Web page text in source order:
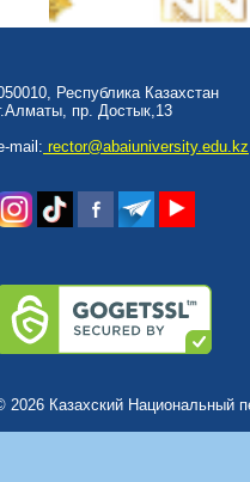
Республика Казахстан
пр. Достык,13
mail: rector@abaiuniversity.edu.kz
2026 Казахский Национальный